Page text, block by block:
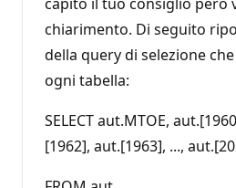
chiarimento. Di seguito
della query di selezione
ogni tabella:
SELECT aut.MTOE,
[1962], aut.[1963], ...,